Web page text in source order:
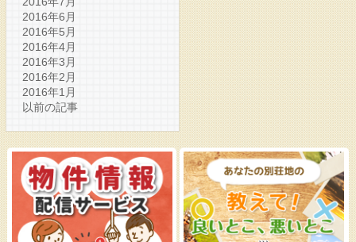
2016年6月
2016年5月
2016年4月
2016年3月
2016年2月
2016年1月
以前の記事